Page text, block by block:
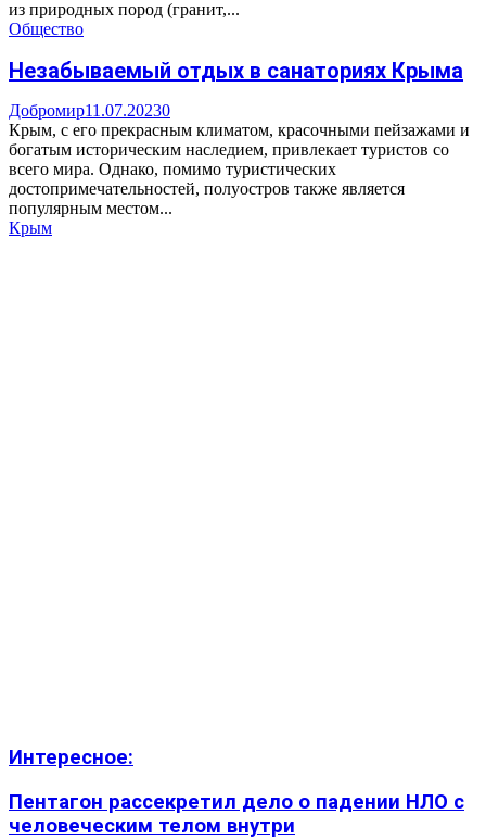
из природных пород (гранит,...
Общество
Незабываемый отдых в санаториях Крыма
Добромир11.07.20230
Крым, с его прекрасным климатом, красочными пейзажами и
богатым историческим наследием, привлекает туристов со
всего мира. Однако, помимо туристических
достопримечательностей, полуостров также является
популярным местом...
Крым
Интересное:
Пентагон рассекретил дело о падении НЛО с
человеческим телом внутри